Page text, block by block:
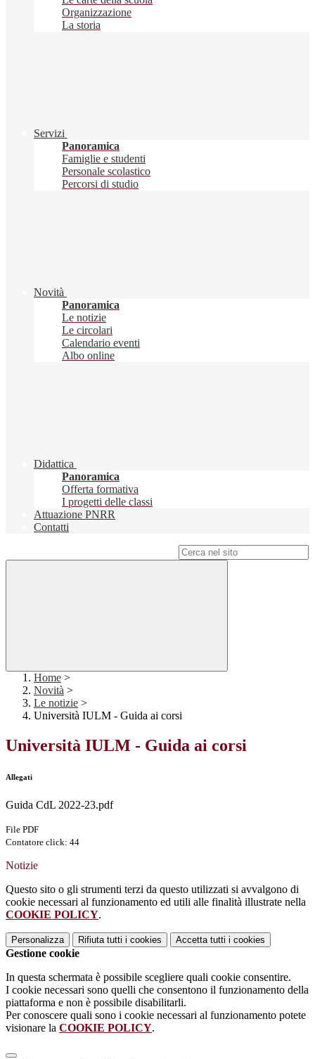
Organizzazione
La storia
Servizi
Panoramica
Famiglie e studenti
Personale scolastico
Percorsi di studio
Novità
Panoramica
Le notizie
Le circolari
Calendario eventi
Albo online
Didattica
Panoramica
Offerta formativa
I progetti delle classi
Attuazione PNRR
Contatti
Home >
Novità >
Le notizie >
Università IULM - Guida ai corsi
Università IULM - Guida ai corsi
Allegati
Guida CdL 2022-23.pdf
File PDF
Contatore click: 44
Notizie
Questo sito o gli strumenti terzi da questo utilizzati si avvalgono di
cookie necessari al funzionamento ed utili alle finalità illustrate nella
COOKIE POLICY.
Personalizza Rifiuta tutti i cookies Accetta tutti i cookies
Gestione cookie
In questa schermata è possibile scegliere quali cookie consentire.
I cookie necessari sono quelli che consentono il funzionamento della
piattaforma e non è possibile disabilitarli.
Per conoscere quali sono i cookie necessari al funzionamento potete
visionare la COOKIE POLICY.